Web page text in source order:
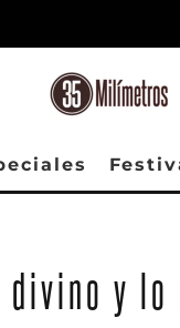
divino y lo